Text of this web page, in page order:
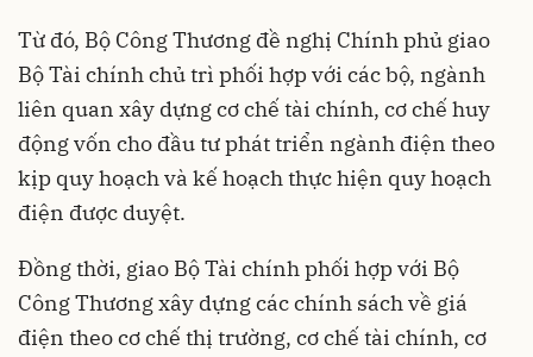
Từ đó, Bộ Công Thương đề nghị Chính phủ giao
Bộ Tài chính chủ trì phối hợp với các bộ, ngành
liên quan xây dựng cơ chế tài chính, cơ chế huy
động vốn cho đầu tư phát triển ngành điện theo
kịp quy hoạch và kế hoạch thực hiện quy hoạch
điện được duyệt.
Đồng thời, giao Bộ Tài chính phối hợp với Bộ
Công Thương xây dựng các chính sách về giá
điện theo cơ chế thị trường, cơ chế tài chính, cơ